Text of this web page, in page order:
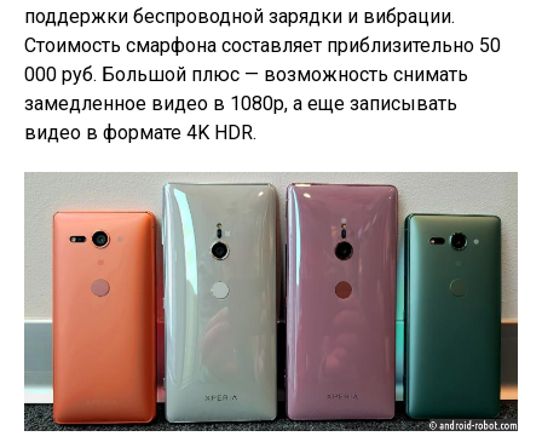
поддержки беспроводной зарядки и вибрации.
Стоимость смарфона составляет приблизительно 50
000 руб. Большой плюс — возможность снимать
замедленное видео в 1080p, а еще записывать
видео в формате 4K HDR.